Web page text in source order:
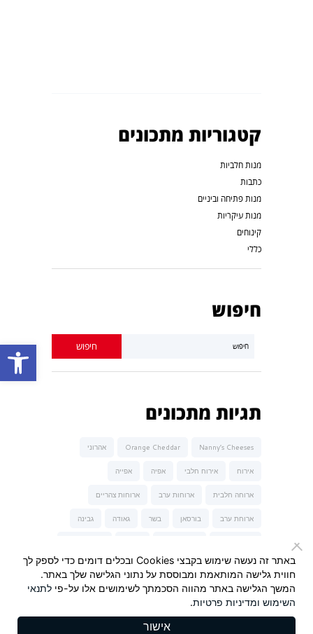
פתח סרגל נגישות
קטגוריות מתכונים
מנות חלביות
כתבות
מנות פתיחה וביניים
מנות עיקריות
קינוחים
כללי
חיפוש
תגיות מתכונים
Nanny’s Cheeses
Orange Cheddar אהרוני
אירוח אירוח חלבי אפיה אפייה
ארוחה חלבית ארוחות ערב ארוחות צהריים
ארוחת ערב בורסאן בשר גאודה גבינה
גבינת טברנה גבינת עיזים הגבינות של נני
המבורגר חלבי חלומי חרדל חרדל Maille
באתר זה נעשה שימוש בקבצי Cookies ובכלים דומים כדי לספק לך
חווית גלישה המותאמת ומבוססת על נתוני הגלישה שלך באתר.
המשך הגלישה באתר מהווה הסכמתך לשימושים אלו על-פי לתנאי
השימוש ומדיניות פרטיות.
אישור